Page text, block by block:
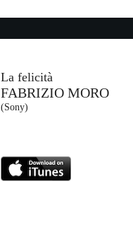
La felicità
FABRIZIO MORO
(Sony)